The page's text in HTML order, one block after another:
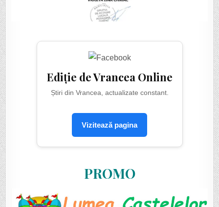
Ediție de Vrancea Online
Știri din Vrancea, actualizate constant.
Vizitează pagina
PROMO